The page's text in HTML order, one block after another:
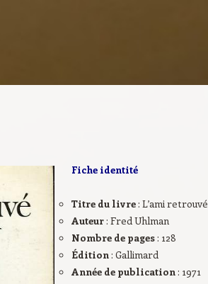
Fiche identité
Titre du livre: L’ami retrouvé
Auteur: Fred Uhlman
Nombre de pages: 128
Édition: Gallimard
Année de publication: 1971